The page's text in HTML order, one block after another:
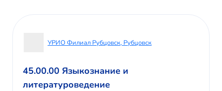
УРИО Филиал Рубцовск, Рубцовск
45.00.00 Языкознание и
литературоведение